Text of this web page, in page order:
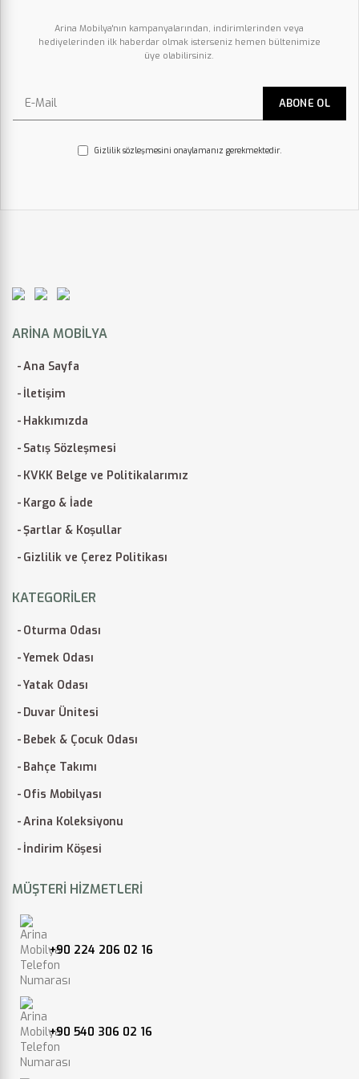
Arina Mobilya'nın kampanyalarından, indirimlerinden veya
hediyelerinden ilk haberdar olmak isterseniz hemen bültenimize
üye olabilirsiniz.
Gizlilik sözleşmesini onaylamanız gerekmektedir.
ARINA MOBILYA
Ana Sayfa
İletişim
Hakkımızda
Satış Sözleşmesi
KVKK Belge ve Politikalarımız
Kargo & İade
Şartlar & Koşullar
Gizlilik ve Çerez Politikası
KATEGORILER
Oturma Odası
Yemek Odası
Yatak Odası
Duvar Ünitesi
Bebek & Çocuk Odası
Bahçe Takımı
Ofis Mobilyası
Arina Koleksiyonu
İndirim Köşesi
MÜŞTERI HIZMETLERI
+90 224 206 02 16
+90 540 306 02 16